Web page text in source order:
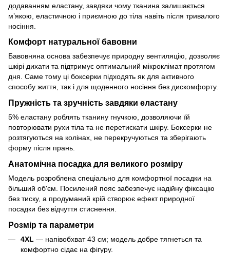
додаванням еластану, завдяки чому тканина залишається
м’якою, еластичною і приємною до тіла навіть після тривалого
носіння.
Комфорт натуральної бавовни
Бавовняна основа забезпечує природну вентиляцію, дозволяє
шкірі дихати та підтримує оптимальний мікроклімат протягом
дня. Саме тому ці боксерки підходять як для активного
способу життя, так і для щоденного носіння без дискомфорту.
Пружність та зручність завдяки еластану
5% еластану роблять тканину гнучкою, дозволяючи їй
повторювати рухи тіла та не перетискати шкіру. Боксерки не
розтягуються на колінах, не перекручуються та зберігають
форму після прань.
Анатомічна посадка для великого розміру
Модель розроблена спеціально для комфортної посадки на
більший об'єм. Посилений пояс забезпечує надійну фіксацію
без тиску, а продуманий крій створює ефект природної
посадки без відчуття стиснення.
Розмір та параметри
4XL — напівобхват 43 см; модель добре тягнеться та
комфортно сідає на фігуру.